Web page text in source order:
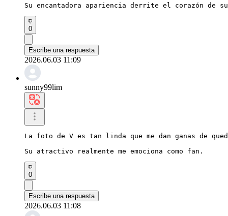
Su encantadora apariencia derrite el corazón de
0
Escribe una respuesta
2026.06.03 11:09
sunny99lim
La foto de V es tan linda que me dan ganas de
Su atractivo realmente me emociona como fan.
0
Escribe una respuesta
2026.06.03 11:08